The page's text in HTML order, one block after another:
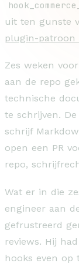
uit ten gunste
plugin-patroon
Zes weken
aan de repo
technische
te schrijven.
schrijf
open een PR
repo,
Wat er in die
engineer aan
gefrustreerd
reviews. Hij
hooks even